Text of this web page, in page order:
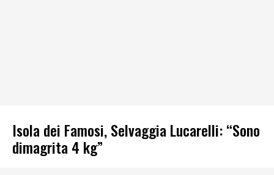
Isola dei Famosi, Selvaggia Lucarelli: “Sono
dimagrita 4 kg”